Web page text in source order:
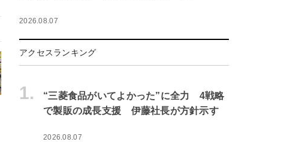
2026.08.07
アクセスランキング
1.
“三菱食品がいてよかった”に全力 4戦略
で製販の成長支援 伊藤社長が方針示す
2026.08.07